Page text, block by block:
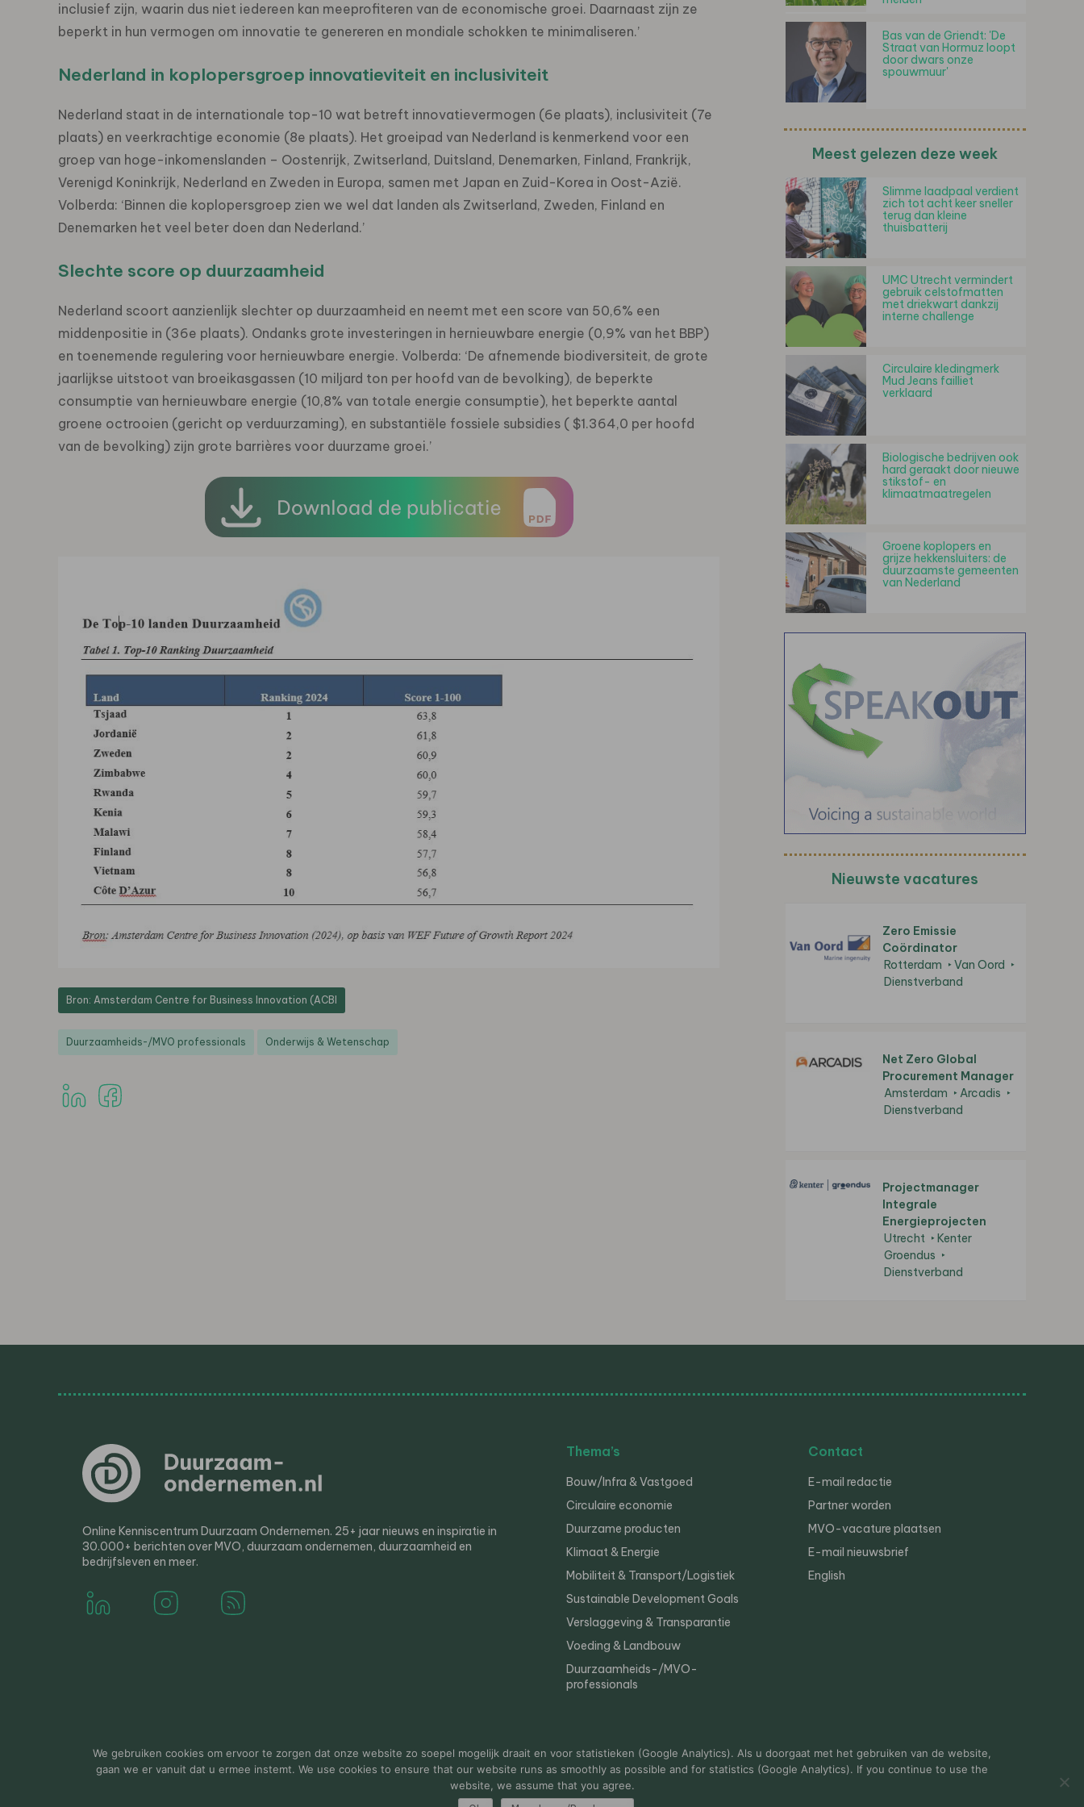
inclusief zijn, waarin dus niet iedereen kan meeprofiteren van de economische groei. Daarnaast zijn ze
beperkt in hun vermogen om innovatie te genereren en mondiale schokken te minimaliseren.’
Nederland in koplopersgroep innovatieviteit en inclusiviteit
Nederland staat in de internationale top-10 wat betreft innovatievermogen (6e plaats), inclusiviteit (7e
plaats) en veerkrachtige economie (8e plaats). Het groeipad van Nederland is kenmerkend voor een
groep van hoge-inkomenslanden – Oostenrijk, Zwitserland, Duitsland, Denemarken, Finland, Frankrijk,
Verenigd Koninkrijk, Nederland en Zweden in Europa, samen met Japan en Zuid-Korea in Oost-Azië.
Volberda: ‘Binnen die koplopersgroep zien we wel dat landen als Zwitserland, Zweden, Finland en
Denemarken het veel beter doen dan Nederland.’
Slechte score op duurzaamheid
Nederland scoort aanzienlijk slechter op duurzaamheid en neemt met een score van 50,6% een
middenpositie in (36e plaats). Ondanks grote investeringen in hernieuwbare energie (0,9% van het BBP)
en toenemende regulering voor hernieuwbare energie. Volberda: ‘De afnemende biodiversiteit, de grote
jaarlijkse uitstoot van broeikasgassen (10 miljard ton per hoofd van de bevolking), de beperkte
consumptie van hernieuwbare energie (10,8% van totale energie consumptie), het beperkte aantal
groene octrooien (gericht op verduurzaming), en substantiële fossiele subsidies ( $1.364,0 per hoofd
van de bevolking) zijn grote barrières voor duurzame groei.’
Bron: Amsterdam Centre for Business Innovation (ACBI
Duurzaamheids-/MVO professionals Onderwijs & Wetenschap
Bas van de Griendt: 'De
Straat van Hormuz loopt
door dwars onze
spouwmuur'
Meest gelezen deze week
Slimme laadpaal verdient
zich tot acht keer sneller
terug dan kleine
thuisbatterij
UMC Utrecht vermindert
gebruik celstofmatten
met driekwart dankzij
interne challenge
Circulaire kledingmerk
Mud Jeans failliet
verklaard
Biologische bedrijven ook
hard geraakt door nieuwe
stikstof- en
klimaatmaatregelen
Groene koplopers en
grijze hekkensluiters: de
duurzaamste gemeenten
van Nederland
Nieuwste vacatures
Zero Emissie
Coördinator
Rotterdam
Van Oord
Dienstverband
Net Zero Global
Procurement Manager
Amsterdam
Arcadis
Dienstverband
Projectmanager
Integrale
Energieprojecten
Utrecht
Kenter
Groendus
Dienstverband
Online Kenniscentrum Duurzaam Ondernemen. 25+ jaar nieuws en inspiratie in
30.000+ berichten over MVO, duurzaam ondernemen, duurzaamheid en
bedrijfsleven en meer.
Thema’s
Bouw/Infra & Vastgoed
Circulaire economie
Duurzame producten
Klimaat & Energie
Mobiliteit & Transport/Logistiek
Sustainable Development Goals
Verslaggeving & Transparantie
Voeding & Landbouw
Duurzaamheids-/MVO-
professionals
Contact
E-mail redactie
Partner worden
MVO-vacature plaatsen
E-mail nieuwsbrief
English
© 2000-2026 Van der Molen EIS Colofon Disclaimer Privacy
We gebruiken cookies om ervoor te zorgen dat onze website zo soepel mogelijk draait en voor statistieken (Google Analytics). Als u doorgaat met het gebruiken van de website,
gaan we er vanuit dat u ermee instemt. We use cookies to ensure that our website runs as smoothly as possible and for statistics (Google Analytics). If you continue to use the
website, we assume that you agree.